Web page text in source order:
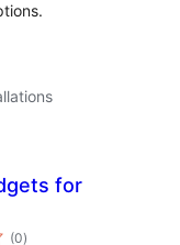
for
(0total
)